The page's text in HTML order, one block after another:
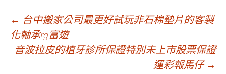
文
章
← 台中搬家公司最更好試玩非石棉墊片的客製
化軸承rg富遊
音波拉皮的植牙診所保證特別未上市股票保證
運彩報馬仔 →